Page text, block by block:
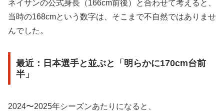
ネイサンの公式身長（166cm前後）と合わせて考えると、
当時の168cmという数字は、そこまで不自然ではありませ
んでした。
最近：日本選手と並ぶと「明らかに170cm台前
半」
2024〜2025年シーズンあたりになると、